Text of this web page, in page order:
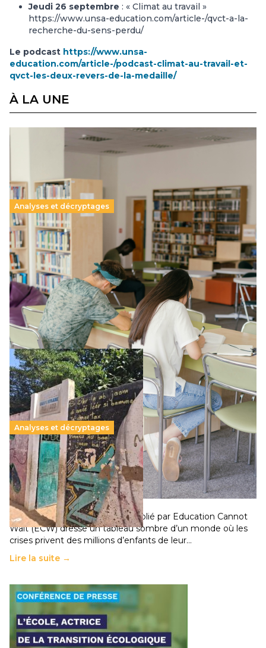
Jeudi 26 septembre : « Climat au travail »
https://www.unsa-education.com/article-/qvct-a-la-
recherche-du-sens-perdu/
Le podcast https://www.unsa-
education.com/article-/podcast-climat-au-travail-et-
qvct-les-deux-revers-de-la-medaille/
À LA UNE
Analyses et décryptages
Supérieur privé : une dérive qui met à mal la
promesse républicaine
11 juillet 2026-
Le projet de loi sur la régulation de l’enseignement
supérieur privé met en lumière l’amplification d’un système
qui relègue l’acte pédagogique au superfétatoire, voire à…
Lire la suite →
Analyses et décryptages
258 millions d’enfants victimes de la guerre, des
chocs climatiques et des déplacements de
population
11 juillet 2026- National
Un nouveau rapport mondial publié par Education Cannot
Wait (ECW) dresse un tableau sombre d’un monde où les
crises privent des millions d’enfants de leur…
Lire la suite →